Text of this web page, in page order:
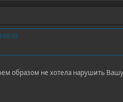
образом не хотела нарушить